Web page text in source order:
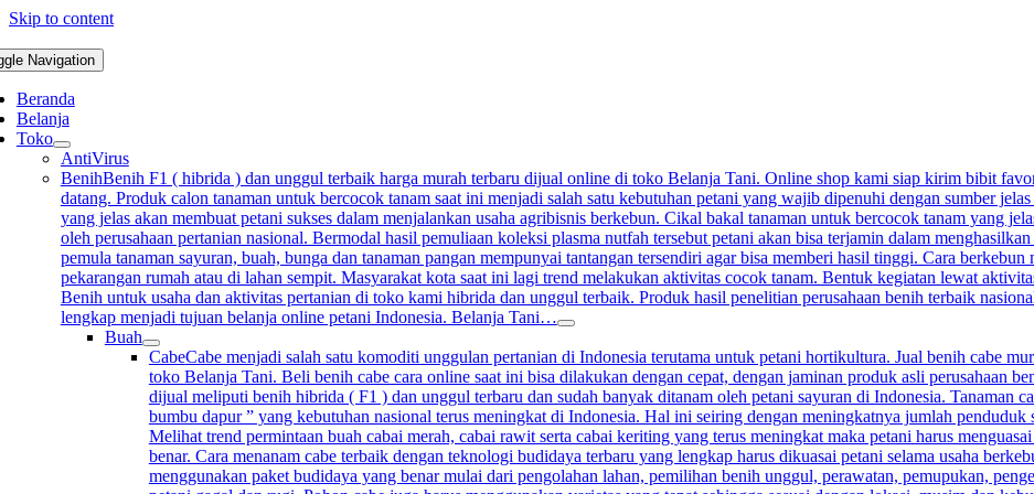
Skip to content
Navigation
Beranda
Belanja
Toko
AntiVirus
BenihBenih F1 ( hibrida ) dan unggul terbaik harga murah terbaru dijual online di toko Belanja Tani. Online shop kami siap kirim bibit
datang. Produk calon tanaman untuk bercocok tanam saat ini menjadi salah satu kebutuhan petani yang wajib dipenuhi dengan sumber
yang jelas akan membuat petani sukses dalam menjalankan usaha agribisnis berkebun. Cikal bakal tanaman untuk bercocok tanam yang
oleh perusahaan pertanian nasional. Bermodal hasil pemuliaan koleksi plasma nutfah tersebut petani akan bisa terjamin dalam
pemula tanaman sayuran, buah, bunga dan tanaman pangan mempunyai tantangan tersendiri agar bisa memberi hasil tinggi. Cara
pekarangan rumah atau di lahan sempit. Masyarakat kota saat ini lagi trend melakukan aktivitas cocok tanam. Bentuk kegiatan lewat
Benih untuk usaha dan aktivitas pertanian di toko kami hibrida dan unggul terbaik. Produk hasil penelitian perusahaan benih terbaik
lengkap menjadi tujuan belanja online petani Indonesia. Belanja Tani…
Buah
CabeCabe menjadi salah satu komoditi unggulan pertanian di Indonesia terutama untuk petani hortikultura. Jual benih cabe
toko Belanja Tani. Beli benih cabe cara online saat ini bisa dilakukan dengan cepat, dengan jaminan produk asli perusahaan
dijual meliputi benih hibrida ( F1 ) dan unggul terbaru dan sudah banyak ditanam oleh petani sayuran di Indonesia. Tanaman
bumbu dapur ” yang kebutuhan nasional terus meningkat di Indonesia. Hal ini seiring dengan meningkatnya jumlah penduduk
Melihat trend permintaan buah cabai merah, cabai rawit serta cabai keriting yang terus meningkat maka petani harus
benar. Cara menanam cabe terbaik dengan teknologi budidaya terbaru yang lengkap harus dikuasai petani selama usaha
menggunakan paket budidaya yang benar mulai dari pengolahan lahan, pemilihan benih unggul, perawatan, pemupukan,